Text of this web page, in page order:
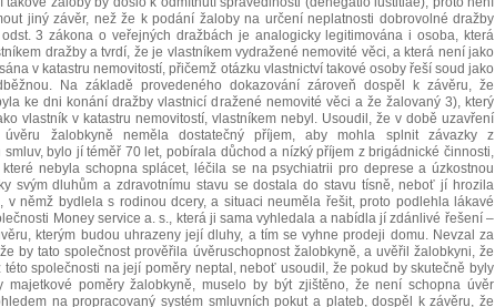
jiný závěr, než že k podání žaloby na určení neplatnosti dobrovolné dražby
3 zákona o veřejných dražbách je analogicky legitimována i osoba, která
dražby a tvrdí, že je vlastníkem vydražené nemovité věci, a která není jako
v katastru nemovitostí, přičemž otázku vlastnictví takové osoby řeší soud jako
Na základě provedeného dokazování zároveň dospěl k závěru, že
ke dni konání dražby vlastnicí dražené nemovité věci a že žalovaný 3), který
vlastník v katastru nemovitostí, vlastníkem nebyl. Usoudil, že v době uzavření
žalobkyně neměla dostatečný příjem, aby mohla splnit závazky z
smluv, bylo jí téměř 70 let, pobírala důchod a nízký příjem z brigádnické činnosti,
které nebyla schopna splácet, léčila se na psychiatrii pro deprese a úzkostnou
svým dluhům a zdravotnímu stavu se dostala do stavu tísně, neboť jí hrozila
v němž bydlela s rodinou dcery, a situaci neuměla řešit, proto podlehla lákavé
Money service a. s., která ji sama vyhledala a nabídla jí zdánlivé řešení –
kterým budou uhrazeny její dluhy, a tím se vyhne prodeji domu. Nevzal za
by tato společnost prověřila úvěruschopnost žalobkyně, a uvěřil žalobkyni, že
této společnosti na její poměry neptal, neboť usoudil, že pokud by skutečně byly
majetkové poměry žalobkyně, muselo by být zjištěno, že není schopna úvěr
na propracovaný systém smluvních pokut a plateb, dospěl k závěru, že